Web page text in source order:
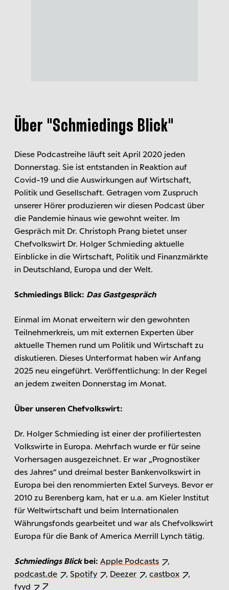
Über "Schmiedings Blick"
Diese Podcastreihe läuft seit April 2020 jeden
Donnerstag. Sie ist entstanden in Reaktion auf
Covid-19 und die Auswirkungen auf Wirtschaft,
Politik und Gesellschaft. Getragen vom Zuspruch
unserer Hörer produzieren wir diesen Podcast über
die Pandemie hinaus wie gewohnt weiter. Im
Gespräch mit Dr. Christoph Prang bietet unser
Chefvolkswirt Dr. Holger Schmieding aktuelle
Einblicke in die Wirtschaft, Politik und Finanzmärkte
in Deutschland, Europa und der Welt.
Schmiedings Blick: Das Gastgespräch
Einmal im Monat erweitern wir den gewohnten
Teilnehmerkreis, um mit externen Experten über
aktuelle Themen rund um Politik und Wirtschaft zu
diskutieren. Dieses Unterformat haben wir Anfang
2025 neu eingeführt. Veröffentlichung: In der Regel
an jedem zweiten Donnerstag im Monat.
Über unseren Chefvolkswirt:
Dr. Holger Schmieding ist einer der profiliertesten
Volkswirte in Europa. Mehrfach wurde er für seine
Vorhersagen ausgezeichnet. Er war „Prognostiker
des Jahres“ und dreimal bester Bankenvolkswirt in
Europa bei den renommierten Extel Surveys. Bevor er
2010 zu Berenberg kam, hat er u.a. am Kieler Institut
für Weltwirtschaft und beim Internationalen
Währungsfonds gearbeitet und war als Chefvolkswirt
Europa für die Bank of America Merrill Lynch tätig.
Schmiedings Blickbei: Apple Podcasts
,
podcast.de
, Spotify , Deezer , castbox
,
fyyd